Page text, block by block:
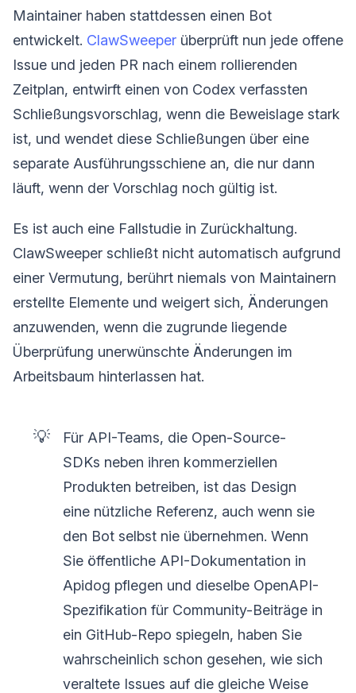
Maintainer haben stattdessen einen Bot
entwickelt. ClawSweeper überprüft nun jede offene
Issue und jeden PR nach einem rollierenden
Zeitplan, entwirft einen von Codex verfassten
Schließungsvorschlag, wenn die Beweislage stark
ist, und wendet diese Schließungen über eine
separate Ausführungsschiene an, die nur dann
läuft, wenn der Vorschlag noch gültig ist.
Es ist auch eine Fallstudie in Zurückhaltung.
ClawSweeper schließt nicht automatisch aufgrund
einer Vermutung, berührt niemals von Maintainern
erstellte Elemente und weigert sich, Änderungen
anzuwenden, wenn die zugrunde liegende
Überprüfung unerwünschte Änderungen im
Arbeitsbaum hinterlassen hat.
💡
Für API-Teams, die Open-Source-
SDKs neben ihren kommerziellen
Produkten betreiben, ist das Design
eine nützliche Referenz, auch wenn sie
den Bot selbst nie übernehmen. Wenn
Sie öffentliche API-Dokumentation in
Apidog pflegen und dieselbe OpenAPI-
Spezifikation für Community-Beiträge in
ein GitHub-Repo spiegeln, haben Sie
wahrscheinlich schon gesehen, wie sich
veraltete Issues auf die gleiche Weise